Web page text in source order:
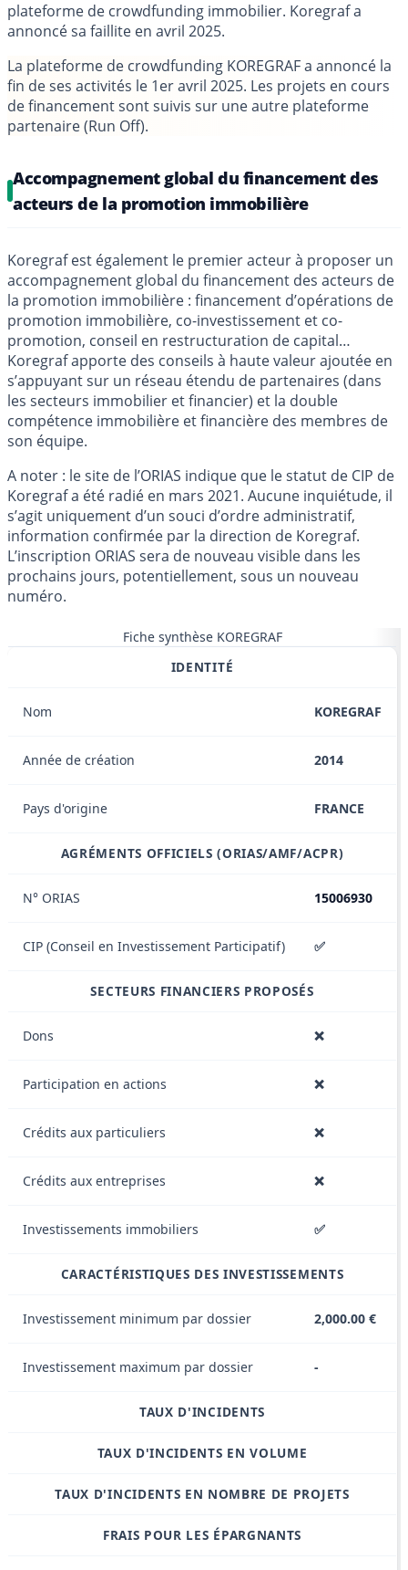
plateforme de crowdfunding immobilier. Koregraf a
annoncé sa faillite en avril 2025.
La plateforme de crowdfunding KOREGRAF a annoncé la
fin de ses activités le 1er avril 2025. Les projets en cours
de financement sont suivis sur une autre plateforme
partenaire (Run Off).
Accompagnement global du financement des
acteurs de la promotion immobilière
Koregraf est également le premier acteur à proposer un
accompagnement global du financement des acteurs de
la promotion immobilière : financement d’opérations de
promotion immobilière, co-investissement et co-
promotion, conseil en restructuration de capital…
Koregraf apporte des conseils à haute valeur ajoutée en
s’appuyant sur un réseau étendu de partenaires (dans
les secteurs immobilier et financier) et la double
compétence immobilière et financière des membres de
son équipe.
A noter : le site de l’ORIAS indique que le statut de CIP de
Koregraf a été radié en mars 2021. Aucune inquiétude, il
s’agit uniquement d’un souci d’ordre administratif,
information confirmée par la direction de Koregraf.
L’inscription ORIAS sera de nouveau visible dans les
prochains jours, potentiellement, sous un nouveau
numéro.
Fiche synthèse KOREGRAF
IDENTITÉ
Nom KOREGRAF
Année de création 2014
Pays d'origine FRANCE
AGRÉMENTS OFFICIELS (ORIAS/AMF/ACPR)
N° ORIAS 15006930
CIP (Conseil en Investissement Participatif) ✅
SECTEURS FINANCIERS PROPOSÉS
Dons ❌
Participation en actions ❌
Crédits aux particuliers ❌
Crédits aux entreprises ❌
Investissements immobiliers ✅
CARACTÉRISTIQUES DES INVESTISSEMENTS
Investissement minimum par dossier 2,000.00 €
Investissement maximum par dossier -
TAUX D'INCIDENTS
TAUX D'INCIDENTS EN VOLUME
TAUX D'INCIDENTS EN NOMBRE DE PROJETS
FRAIS POUR LES ÉPARGNANTS